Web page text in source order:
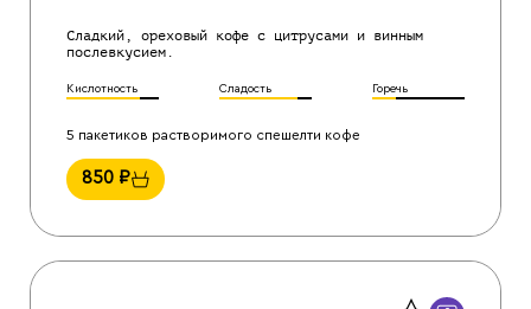
Сладкий, ореховый кофе с цитрусами и винным
послевкусием.
Кислотность Сладость Горечь
5 пакетиков растворимого спешелти кофе
850 ₽